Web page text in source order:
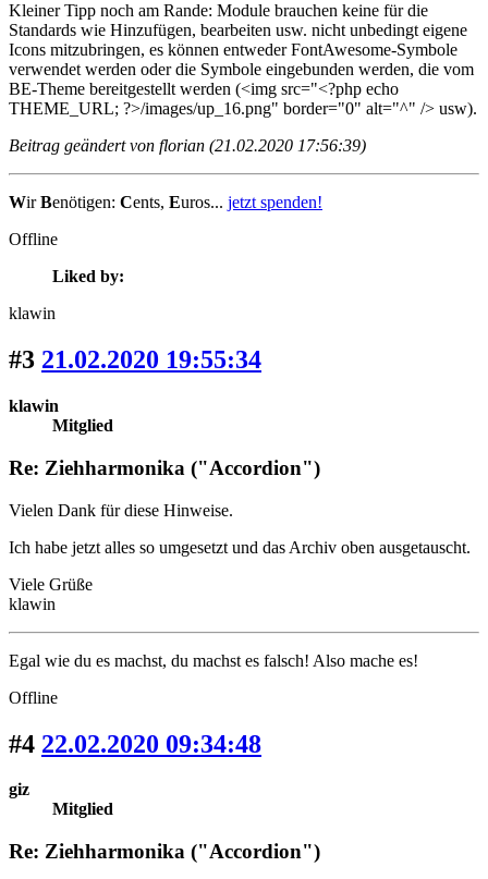
Kleiner Tipp noch am Rande: Module brauchen keine für die
Standards wie Hinzufügen, bearbeiten usw. nicht unbedingt eigene
Icons mitzubringen, es können entweder FontAwesome-Symbole
verwendet werden oder die Symbole eingebunden werden, die vom
BE-Theme bereitgestellt werden (<img src="<?php echo
THEME_URL; ?>/images/up_16.png" border="0" alt="^" /> usw).
Beitrag geändert von florian (21.02.2020 17:56:39)
WirBenötigen: Cents, Euros... jetzt spenden!
Offline
Liked by:
klawin
#3 21.02.2020 19:55:34
klawin
Mitglied
Re: Ziehharmonika ("Accordion")
Vielen Dank für diese Hinweise.
Ich habe jetzt alles so umgesetzt und das Archiv oben ausgetauscht.
Viele Grüße
klawin
Egal wie du es machst, du machst es falsch! Also mache es!
Offline
#4 22.02.2020 09:34:48
giz
Mitglied
Re: Ziehharmonika ("Accordion")